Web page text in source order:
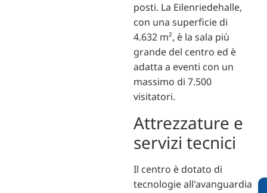
posti. La Eilenriedehalle,
con una superficie di
4.632 m², è la sala più
grande del centro ed è
adatta a eventi con un
massimo di 7.500
visitatori.
Attrezzature e
servizi tecnici
Il centro è dotato di
tecnologie all'avanguardia